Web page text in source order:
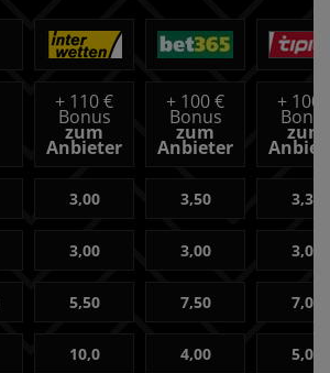
+ 110 €
Bonus
zum
Anbieter
+ 100 €
Bonus
zum
Anbieter
+ 100
zum
3,00 3,50 3,30
3,00 3,00 3,00
5,50 7,50 7,00
10,0 4,00 5,00